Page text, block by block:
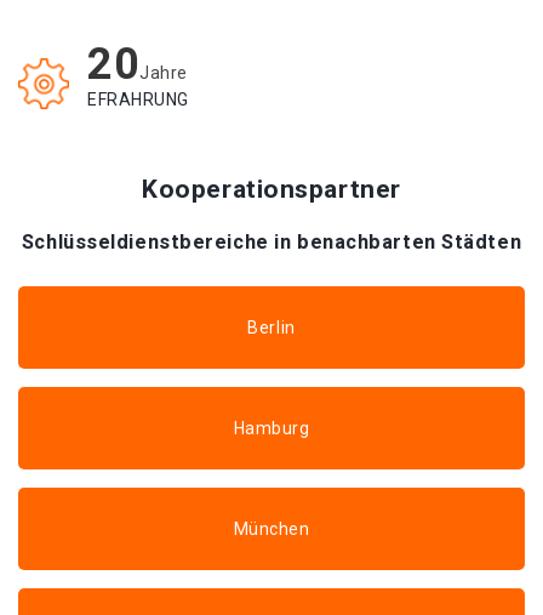
20Jahre
EFRAHRUNG
Kooperationspartner
Schlüsseldienstbereiche in benachbarten Städten
Berlin
Hamburg
München